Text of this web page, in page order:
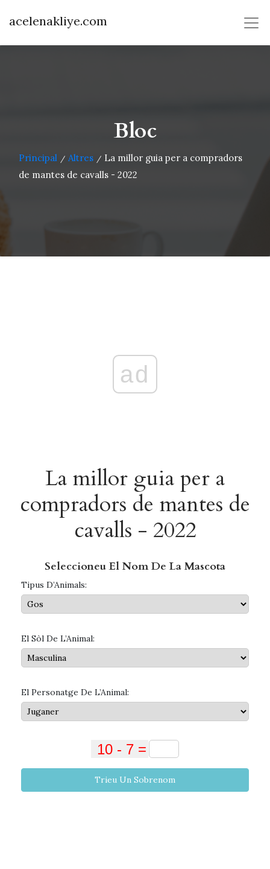
acelenakliye.com
Bloc
Principal / Altres / La millor guia per a compradors
de mantes de cavalls - 2022
ad
La millor guia per a
compradors de mantes de
cavalls - 2022
Seleccioneu El Nom De La Mascota
Tipus D’Animals:
El Sòl De L’Animal:
El Personatge De L’Animal:
Trieu Un Sobrenom